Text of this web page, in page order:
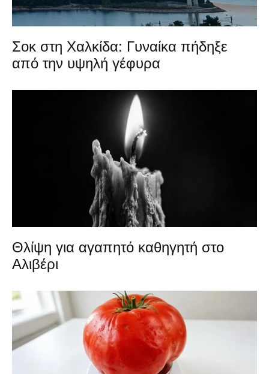
Σοκ στη Χαλκίδα: Γυναίκα πήδηξε
από την υψηλή γέφυρα
Θλίψη για αγαπητό καθηγητή στο
Αλιβέρι